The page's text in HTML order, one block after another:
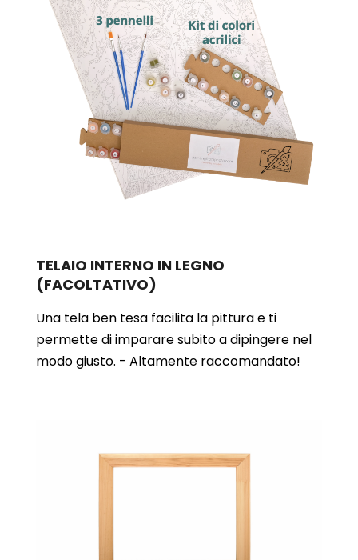
TELAIO INTERNO IN LEGNO
(FACOLTATIVO)
Una tela ben tesa facilita la pittura e ti
permette di imparare subito a dipingere nel
modo giusto. - Altamente raccomandato!